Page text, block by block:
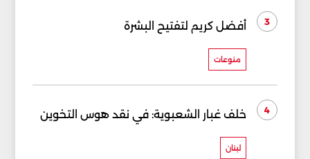
3 أفضل كريم لتفتيح البشرة
منوعات
4 خلف غبار الشعبوية: في نقد هوس التخوين
لبنان